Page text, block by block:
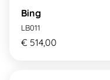
Bing
LB011
€ 514,00